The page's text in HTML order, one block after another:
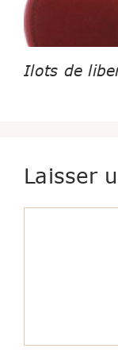
Ilots de
Laisser